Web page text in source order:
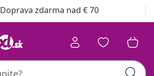
Doprava zdarma nad € 70